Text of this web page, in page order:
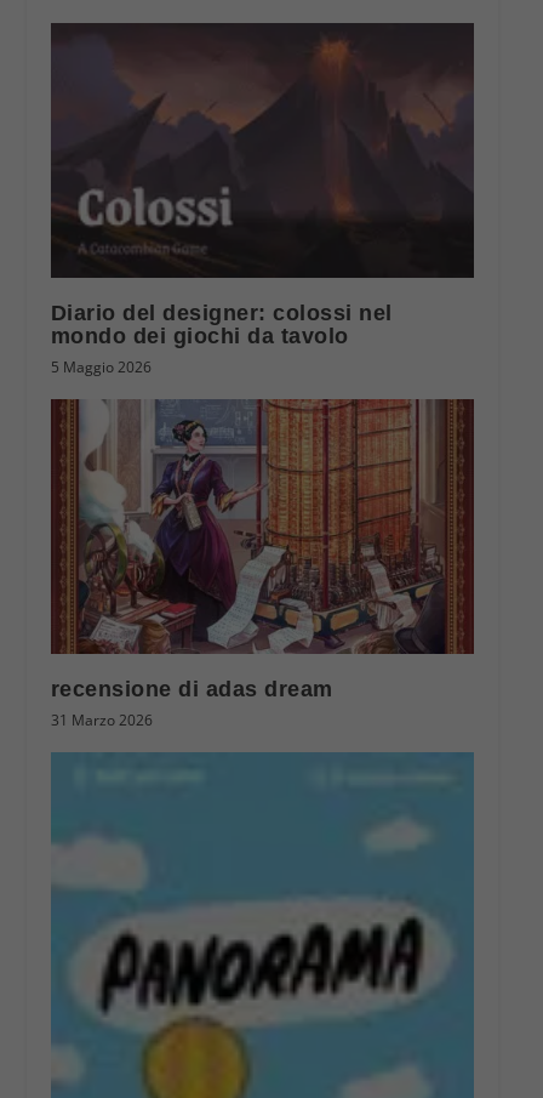
Diario del designer: colossi nel
mondo dei giochi da tavolo
5 Maggio 2026
recensione di adas dream
31 Marzo 2026